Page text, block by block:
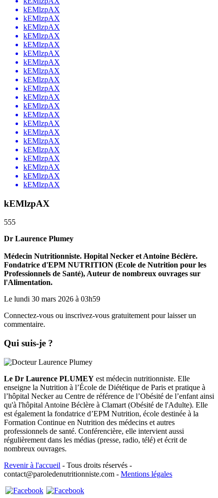
kEMlzpAX
kEMlzpAX
kEMlzpAX
kEMlzpAX
kEMlzpAX
kEMlzpAX
kEMlzpAX
kEMlzpAX
kEMlzpAX
kEMlzpAX
kEMlzpAX
kEMlzpAX
kEMlzpAX
kEMlzpAX
kEMlzpAX
kEMlzpAX
kEMlzpAX
kEMlzpAX
kEMlzpAX
kEMlzpAX
kEMlzpAX
kEMlzpAX
555
Dr Laurence Plumey
Médecin Nutritionniste. Hopital Necker et Antoine Béclère.
Fondatrice d'EPM NUTRITION (Ecole de Nutrition pour les
Professionnels de Santé), Auteur de nombreux ouvrages sur
l'Alimentation.
Le lundi 30 mars 2026 à 03h59
Connectez-vous ou inscrivez-vous gratuitement pour laisser un
commentaire.
Qui suis-je ?
Le Dr Laurence PLUMEY est médecin nutritionniste. Elle
enseigne la Nutrition à l’École de Diététique de Paris et pratique à
l’hôpital Necker au Centre de référence de l’Obésité de l’enfant ainsi
qu'à l'hôpital Antoine Béclère à Clamart (Obésité de l'Adulte). Elle
est également la fondatrice d’EPM Nutrition, école destinée à la
Formation Continue en Nutrition des médecins et autres
professionnels de santé. Conférencière, elle intervient aussi
régulièrement dans les médias (presse, radio, télé) et écrit de
nombreux ouvrages.
Revenir à l'accueil - Tous droits réservés -
contact@paroledenutritionniste.com - Mentions légales